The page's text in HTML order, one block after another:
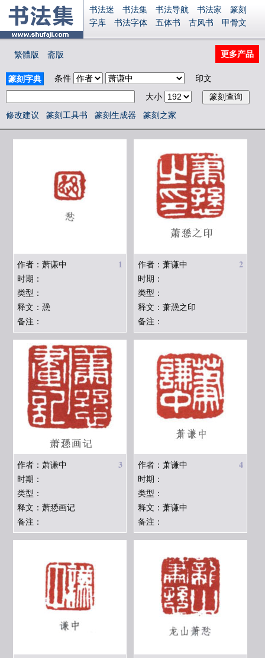
书法迷 书法集 书法导航 书法家
篆刻
字库
书法字体 五体书 古风书
甲骨文
書法视频
字源
国学
古籍
中医 象棋 游戏 电子书
字体下载
免费字体 中文字体
英文字体
Ai矢量
P图宝 南无阿弥陀佛
安全网站
显广告 捐赠 繁體版 登录
繁體版 斋版 更多产品
篆刻字典 条件
印文
大小
修改建议
篆刻工具书 篆刻生成器 篆刻之家
1
作者：萧谦中
时期：
类型：
释文：愻
备注：
2
作者：萧谦中
时期：
类型：
释文：萧愻之印
备注：
3
作者：萧谦中
时期：
类型：
释文：萧愻画记
备注：
4
作者：萧谦中
时期：
类型：
释文：萧谦中
备注：